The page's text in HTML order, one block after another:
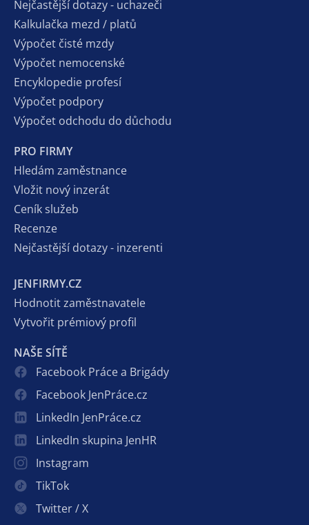
Nejčastější dotazy - uchazeči
Kalkulačka mezd / platů
Výpočet čisté mzdy
Výpočet nemocenské
Encyklopedie profesí
Výpočet podpory
Výpočet odchodu do důchodu
PRO FIRMY
Hledám zaměstnance
Vložit nový inzerát
Ceník služeb
Recenze
Nejčastější dotazy - inzerenti
JENFIRMY.CZ
Hodnotit zaměstnavatele
Vytvořit prémiový profil
NAŠE SÍTĚ
Facebook Práce a Brigády
Facebook JenPráce.cz
LinkedIn JenPráce.cz
LinkedIn skupina JenHR
Instagram
TikTok
Twitter / X